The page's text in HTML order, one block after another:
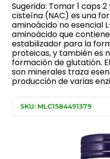
Sugerido: Tomar 1 caps
cisteína (NAC) es una
aminoácido no esencial
aminoácido que
estabilizador para la
proteicas, y también es
formación de glutatión.
son minerales traza
producción de varias
SKU: MLC1584491379